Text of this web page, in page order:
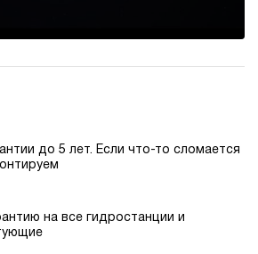
до 5 лет. Если что-то сломается
на все гидростанции и